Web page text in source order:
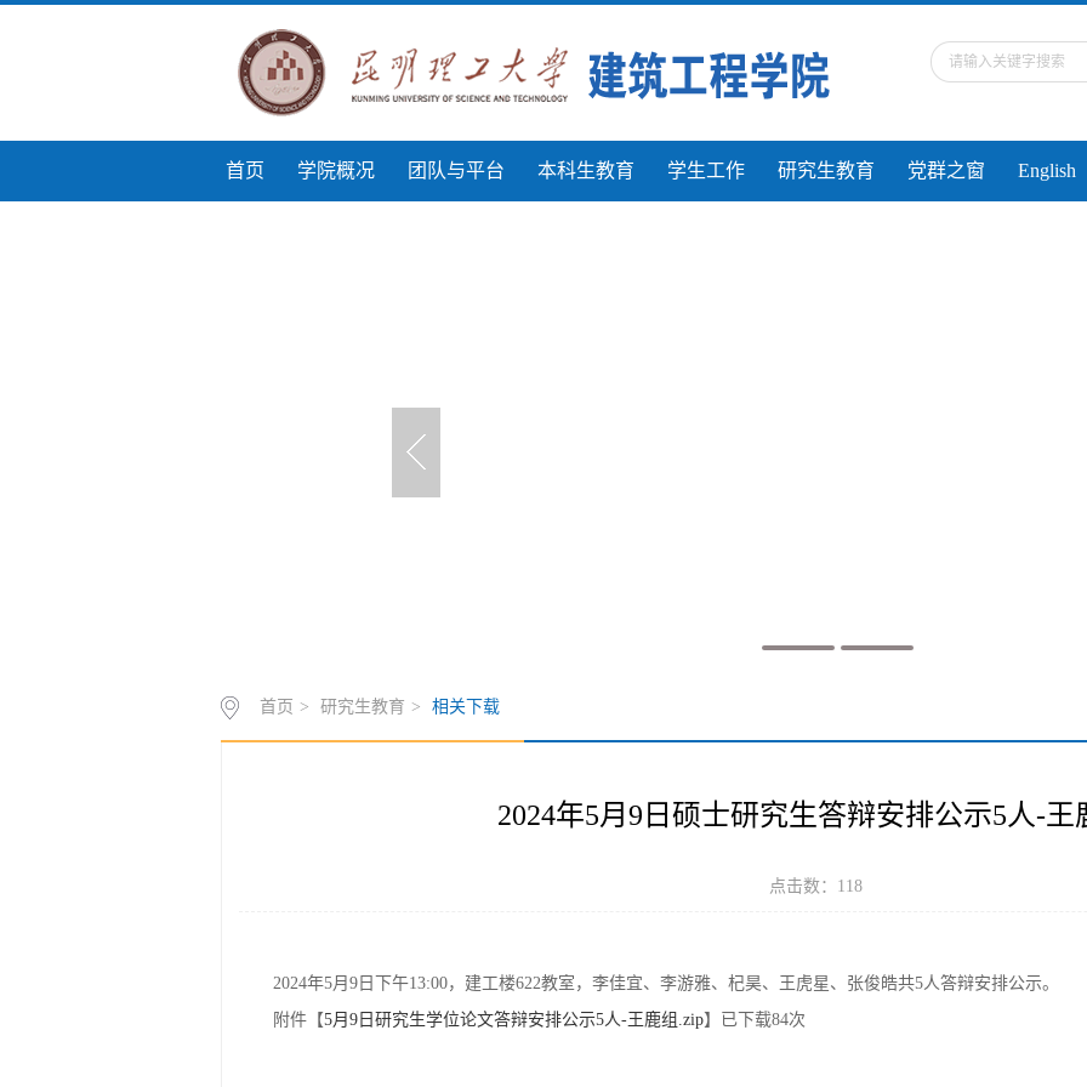
首页 学院概况 团队与平台 本科生教育 学生工作 研究生教育 党群之窗 English
首页 > 研究生教育 > 相关下载
2024年5月9日硕士研究生答辩安排公示5人-王
点击数： 118
2024年5月9日下午13:00，建工楼622教室，李佳宜、李游雅、杞昊、王虎星、张俊皓共5人答辩安排公示。
附件【5月9日研究生学位论文答辩安排公示5人-王鹿组.zip】已下载84次